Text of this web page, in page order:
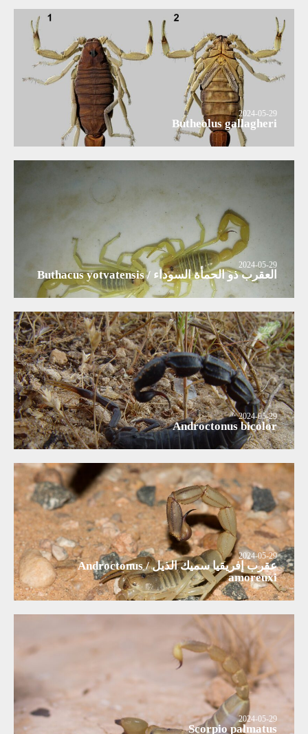
2024-05-29
Butheolus gallagheri
2024-05-29
العقرب ذو الحمأة السوداء / Buthacus yotvatensis
2024-05-29
Androctonus bicolor
2024-05-29
عقرب إفريقيا سميك الذيل / Androctonus
amoreuxi
2024-05-29
Scorpio palmatus